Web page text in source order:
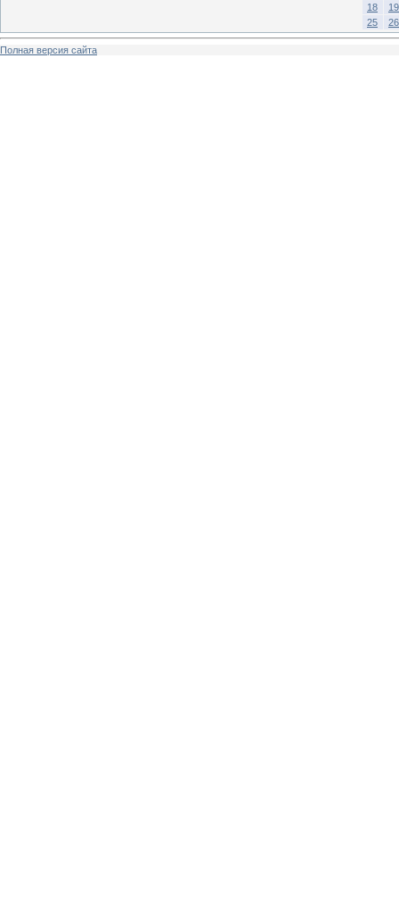
18
19
25
26
Полная версия сайта